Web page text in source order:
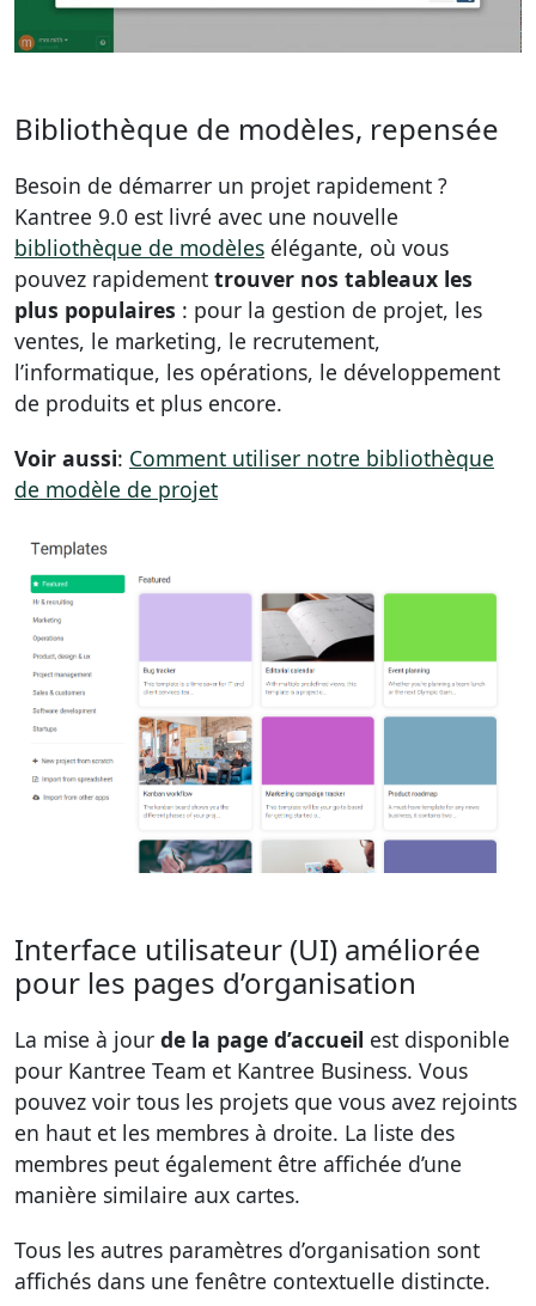
Bibliothèque de modèles, repensée
Besoin de démarrer un projet rapidement ?
Kantree 9.0 est livré avec une nouvelle
bibliothèque de modèles élégante, où vous
pouvez rapidement trouver nos tableaux les
plus populaires : pour la gestion de projet, les
ventes, le marketing, le recrutement,
l’informatique, les opérations, le développement
de produits et plus encore.
Voir aussi: Comment utiliser notre bibliothèque
de modèle de projet
Interface utilisateur (UI) améliorée
pour les pages d’organisation
La mise à jour de la page d’accueil est disponible
pour Kantree Team et Kantree Business. Vous
pouvez voir tous les projets que vous avez rejoints
en haut et les membres à droite. La liste des
membres peut également être affichée d’une
manière similaire aux cartes.
Tous les autres paramètres d’organisation sont
affichés dans une fenêtre contextuelle distincte.